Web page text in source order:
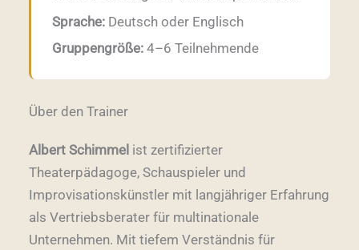
Sprache:Deutsch oder Englisch
Gruppengröße:4–6 Teilnehmende
Über den Trainer
Albert Schimmel ist zertifizierter
Theaterpädagoge, Schauspieler und
Improvisationskünstler mit langjähriger Erfahrung
als Vertriebsberater für multinationale
Unternehmen. Mit tiefem Verständnis für